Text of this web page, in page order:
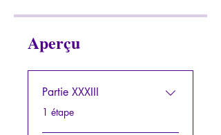
Aperçu
Partie XXXIII
.1 étape